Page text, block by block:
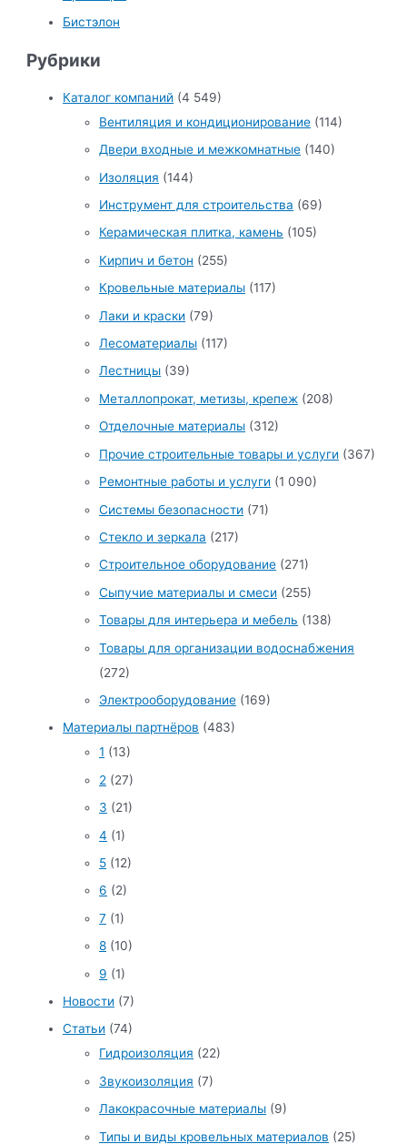
Бистэлон
Рубрики
Каталог компаний (4 549)
Вентиляция и кондиционирование (114)
Двери входные и межкомнатные (140)
Изоляция (144)
Инструмент для строительства (69)
Керамическая плитка, камень (105)
Кирпич и бетон (255)
Кровельные материалы (117)
Лаки и краски (79)
Лесоматериалы (117)
Лестницы (39)
Металлопрокат, метизы, крепеж (208)
Отделочные материалы (312)
Прочие строительные товары и услуги (367)
Ремонтные работы и услуги (1 090)
Системы безопасности (71)
Стекло и зеркала (217)
Строительное оборудование (271)
Сыпучие материалы и смеси (255)
Товары для интерьера и мебель (138)
Товары для организации водоснабжения
(272)
Электрооборудование (169)
Материалы партнёров (483)
1 (13)
2 (27)
3 (21)
4 (1)
5 (12)
6 (2)
7 (1)
8 (10)
9 (1)
Новости (7)
Статьи (74)
Гидроизоляция (22)
Звукоизоляция (7)
Лакокрасочные материалы (9)
Типы и виды кровельных материалов (25)